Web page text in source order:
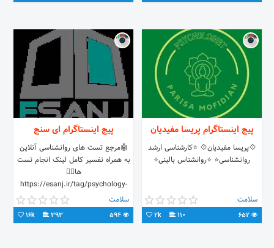
پیج اینستاگرام پریسا مفیدیان
💠پریسا مفیدیان💠 ⭐کارشناسی ارشد
روانشناسی⭐ ⭐روانشناس بالینی⭐
سلامت
110
2k
پیج اینستاگرام ای سنج
🤖مرجع تست هاى روانشناسى آنلاين
به همراه تفسیر کامل لینک انجام تست
ها👇🏻
https://esanj.ir/tag/psychology-
test
سلامت
393
16k